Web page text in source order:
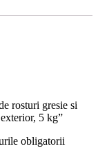
rosturi gresie si
5 kg”
obligatorii